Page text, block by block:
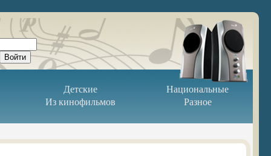
Детские
Национальные
Из кинофильмов Разное